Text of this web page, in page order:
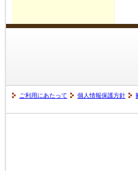
ご利用にあたって 個人情報保護方針